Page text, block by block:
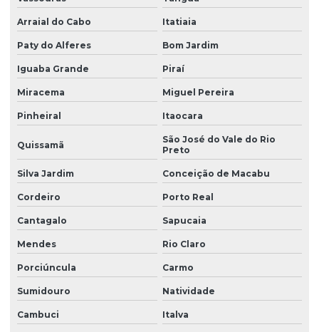
Arraial do Cabo Itatiaia
Paty do Alferes Bom Jardim
Iguaba Grande Piraí
Miracema Miguel Pereira
Pinheiral Itaocara
Quissamã
São José do Vale do Rio
Preto
Silva Jardim Conceição de Macabu
Cordeiro Porto Real
Cantagalo Sapucaia
Mendes Rio Claro
Porciúncula Carmo
Sumidouro Natividade
Cambuci Italva